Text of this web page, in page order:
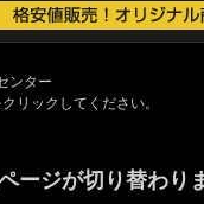
ンター
リックしてください。
ージが切り替わり